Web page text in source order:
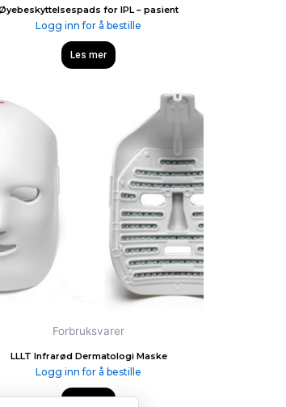
for IPL – pasient
Logg inn for å bestille
Les mer
Forbruksvarer
LLLT Infrarød Dermatologi Maske
Logg inn for å bestille